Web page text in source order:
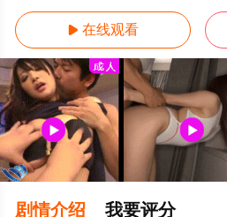
 在线观看
剧情介绍 我要评分